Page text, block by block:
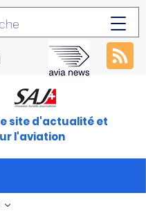
site d'actualité et
l'aviation